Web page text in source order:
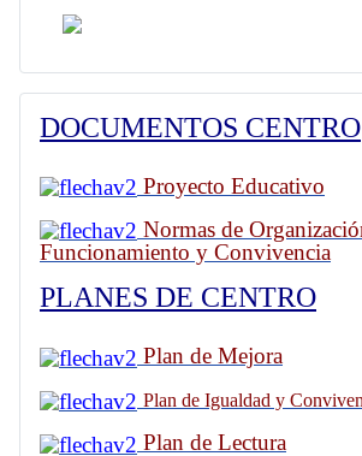
DOCUMENTOS CENTRO
Proyecto Educativo
Normas de
Funcionamiento y Convivencia
PLANES DE CENTRO
Plan de Mejora
Plan de Igualdad y
Plan de Lectura